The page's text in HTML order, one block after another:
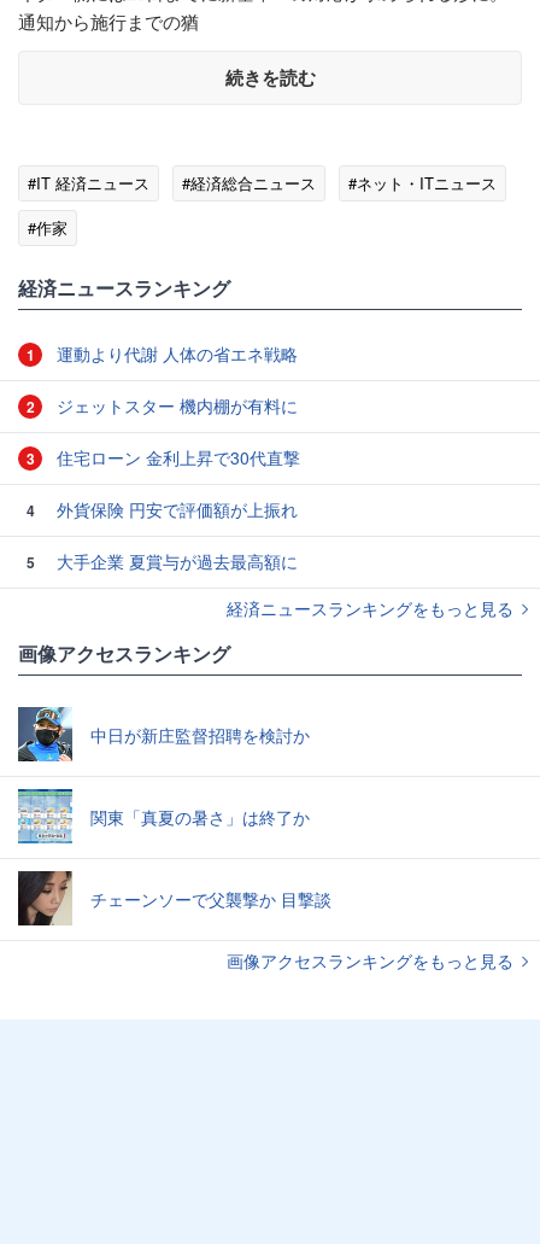
通知から施行までの猶
続きを読む
#IT 経済ニュース #経済総合ニュース
#ネット・ITニュース
#作家
経済ニュースランキング
1 運動より代謝 人体の省エネ戦略
2 ジェットスター 機内棚が有料に
3 住宅ローン 金利上昇で30代直撃
4 外貨保険 円安で評価額が上振れ
5
大手企業 夏賞与が過去最高額に
経済ニュースランキングをもっと見る
画像アクセスランキング
中日が新庄監督招聘を検討か
関東「真夏の暑さ」は終了か
チェーンソーで父襲撃か 目撃談
画像アクセスランキングをもっと見る